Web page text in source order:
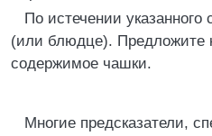
По истечении
(или блюдце). Предложите
содержимое чашки.
Многие предсказатели,